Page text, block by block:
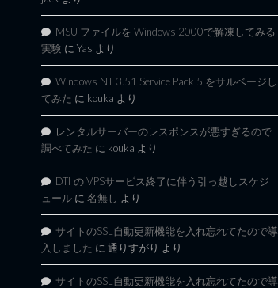
MSU ファイルを Windows 2000で解凍してみる
実験 に Yas より
Windows NT 3.51 Service Pack 5 をサルベージし
てみた に kouka より
レンタルサーバーのレスポンスが悪すぎるので
調べてみた に kouka より
DTI の VPSサービス終了に伴う引っ越しスケジ
ュール に 名無し より
サイトのSSL自動更新機能を入れ忘れてたので導
入しました に 通りすがり より
サイトのSSL自動更新機能を入れ忘れてたので導